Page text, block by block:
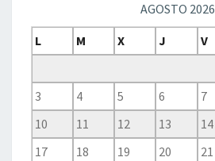
AGOSTO 2026
L
M X J V
3
4 5 6 7
10
11 12 13 14
17
18 19 20 21